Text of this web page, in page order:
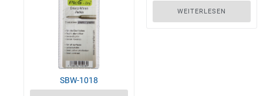
SBW-1018
WEITERLESEN